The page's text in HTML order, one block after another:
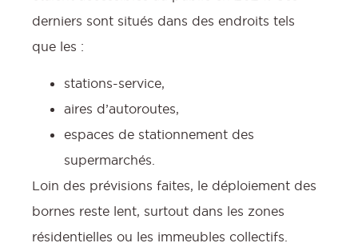
derniers sont situés dans des endroits tels
que les :
stations-service,
aires d’autoroutes,
espaces de stationnement des
supermarchés.
Loin des prévisions faites, le déploiement des
bornes reste lent, surtout dans les zones
résidentielles ou les immeubles collectifs.